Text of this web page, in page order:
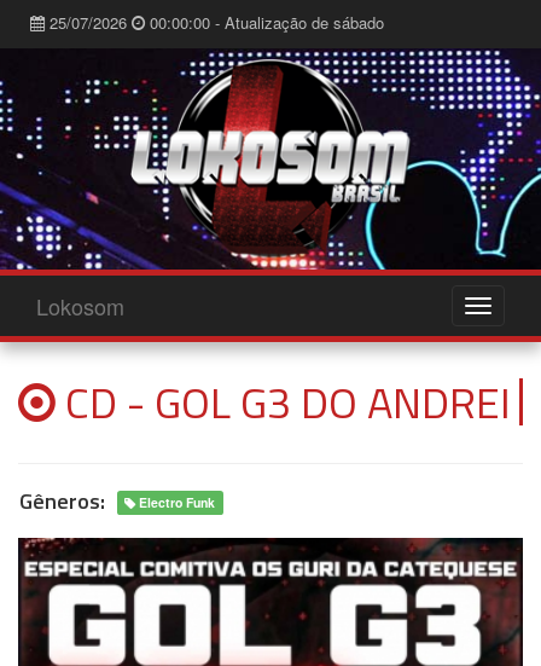
25/07/2026 00:00:00 - Atualização de sábado
Lokosom
CD - GOL G3 DO ANDREI
Gêneros: Electro Funk